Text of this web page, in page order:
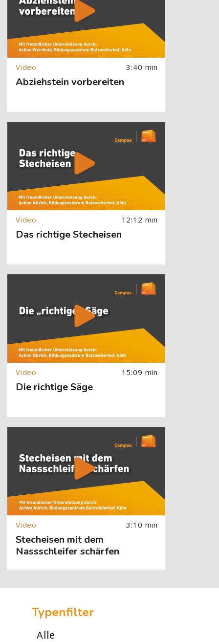
3:40 min
Abziehstein vorbereiten
[Cocoon] About (Text with Image) überspringen
12:12 min
Das richtige Stecheisen
[Cocoon] About (Text with Image) überspringen
15:09 min
Die richtige Säge
[Cocoon] About (Text with Image) überspringen
3:10 min
Stecheisen mit dem
Nassschleifer schärfen
Typenfilter
Alle